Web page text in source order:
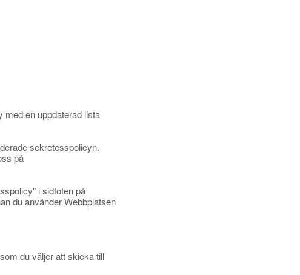
med en uppdaterad lista
sekretesspolicyn.
på
i sidfoten på
du använder Webbplatsen
du väljer att skicka till